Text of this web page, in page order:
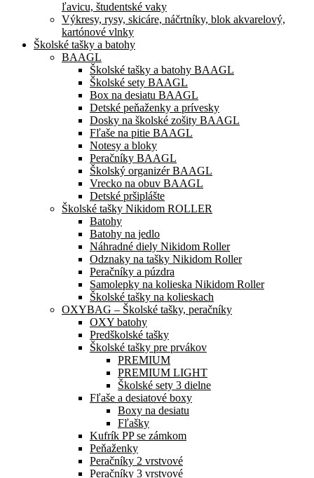
ľavicu, študentské vaky
Výkresy, rysy, skicáre, náčrtníky, blok akvarelový,
kartónové vlnky
Školské tašky a batohy
BAAGL
Školské tašky a batohy BAAGL
Školské sety BAAGL
Box na desiatu BAAGL
Detské peňaženky a prívesky
Dosky na školské zošity BAAGL
Fľaše na pitie BAAGL
Notesy a bloky
Peračníky BAAGL
Školský organizér BAAGL
Vrecko na obuv BAAGL
Detské pršiplášte
Školské tašky Nikidom ROLLER
Batohy
Batohy na jedlo
Náhradné diely Nikidom Roller
Odznaky na tašky Nikidom Roller
Peračníky a púzdra
Samolepky na kolieska Nikidom Roller
Školské tašky na kolieskach
OXYBAG – Školské tašky, peračníky
OXY batohy
Predškolské tašky
Školské tašky pre prvákov
PREMIUM
PREMIUM LIGHT
Školské sety 3 dielne
Fľaše a desiatové boxy
Boxy na desiatu
Fľašky
Kufrík PP se zámkom
Peňaženky
Peračníky 2 vrstvové
Peračníky 3 vrstvové